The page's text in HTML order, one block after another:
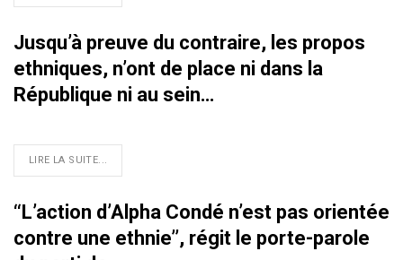
Jusqu’à preuve du contraire, les propos
ethniques, n’ont de place ni dans la
République ni au sein…
LIRE LA SUITE...
‘‘L’action d’Alpha Condé n’est pas orientée
contre une ethnie’’, régit le porte-parole